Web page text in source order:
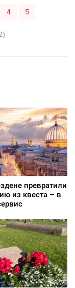
4 5
превратили
из квеста – в